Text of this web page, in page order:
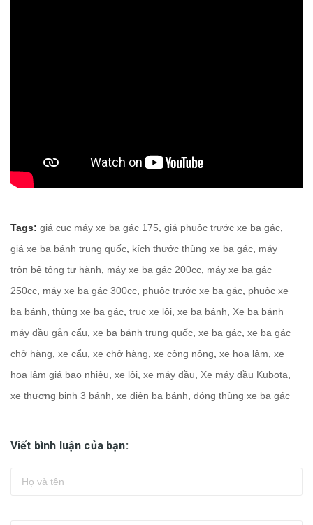
Tags: giá cục máy xe ba gác 175 giá phuộc trước xe ba gác
giá xe ba bánh trung quốc kích thước thùng xe ba gác máy
trộn bê tông tự hành
máy xe ba gác 200cc máy xe ba gác
250cc máy xe ba gác 300cc phuộc trước xe ba gác phuộc xe
ba bánh thùng xe ba gác trục xe lôi xe ba bánh
Xe ba bánh
máy dầu gắn cẩu xe ba bánh trung quốc xe ba gác xe ba gác
chở hàng xe cẩu xe chở hàng xe công nông xe hoa lâm xe
hoa lâm giá bao nhiêu xe lôi xe máy dầu Xe máy dầu Kubota
xe thương binh 3 bánh xe điện ba bánh đóng thùng xe ba gác
Viết bình luận của bạn: